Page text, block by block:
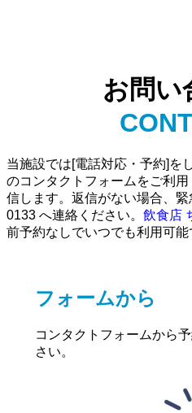
お問い
当施設では[電話対応・予約]を
のコンタクトフォームをご利
信します。返信がない場合、
0133 へ連絡ください。 飲食店
前予約なしでいつでも利用可能
フォームから
コンタクトフォームから
さい。